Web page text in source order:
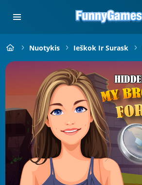
Nuotykis Ieškok Ir Surask